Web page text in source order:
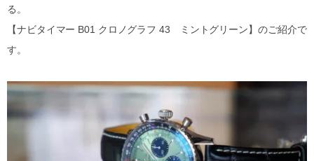
る。
【ナビタイマー B01 クロノグラフ 43 ミントグリーン】のご紹介で
す。